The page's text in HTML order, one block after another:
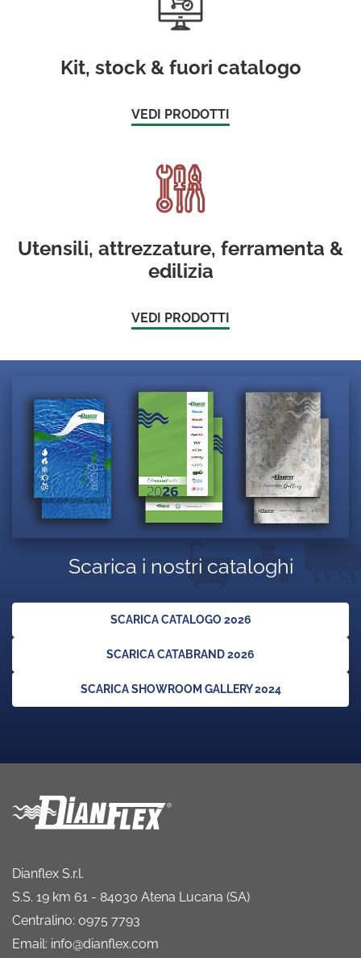
Kit, stock & fuori catalogo
VEDI PRODOTTI
Utensili, attrezzature, ferramenta &
edilizia
VEDI PRODOTTI
Scarica i nostri cataloghi
SCARICA CATALOGO 2026
SCARICA CATABRAND 2026
SCARICA SHOWROOM GALLERY 2024
Dianflex S.r.l.
S.S. 19 km 61 - 84030 Atena Lucana (SA)
Centralino: 0975 7793
Email: info@dianflex.com